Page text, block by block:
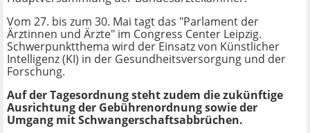
Vom 27. bis zum 30. Mai tagt das "Parlament der
Ärztinnen und Ärzte" im Congress Center Leipzig.
Schwerpunktthema wird der Einsatz von Künstlicher
Intelligenz (KI) in der Gesundheitsversorgung und der
Forschung.
Auf der Tagesordnung steht zudem die zukünftige
Ausrichtung der Gebührenordnung sowie der
Umgang mit Schwangerschaftsabbrüchen.